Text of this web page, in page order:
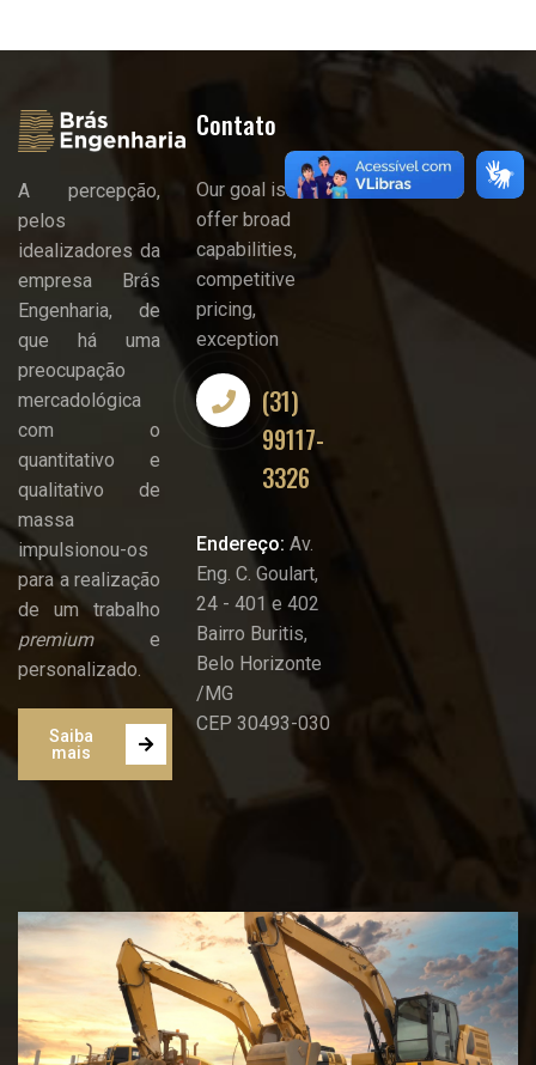
A percepção,
pelos
idealizadores da
empresa Brás
Engenharia, de
que há uma
preocupação
mercadológica
com o
quantitativo e
qualitativo de
massa
impulsionou-os
para a realização
de um trabalho
premiume
personalizado.
Saiba
mais
Contato
Our goal is to
offer broad
capabilities,
competitive
pricing,
exception
(31)
99117-
3326
Endereço: Av.
Eng. C. Goulart,
24 - 401 e 402
Bairro Buritis,
Belo Horizonte
/MG
CEP 30493-030